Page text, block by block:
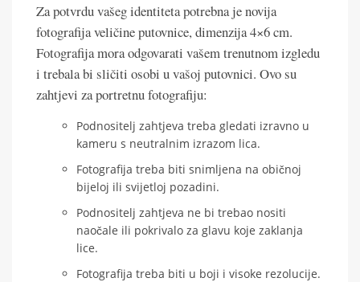
Za potvrdu vašeg identiteta potrebna je novija
fotografija veličine putovnice, dimenzija 4×6 cm.
Fotografija mora odgovarati vašem trenutnom izgledu
i trebala bi sličiti osobi u vašoj putovnici. Ovo su
zahtjevi za portretnu fotografiju:
Podnositelj zahtjeva treba gledati izravno u
kameru s neutralnim izrazom lica.
Fotografija treba biti snimljena na običnoj
bijeloj ili svijetloj pozadini.
Podnositelj zahtjeva ne bi trebao nositi
naočale ili pokrivalo za glavu koje zaklanja
lice.
Fotografija treba biti u boji i visoke rezolucije.